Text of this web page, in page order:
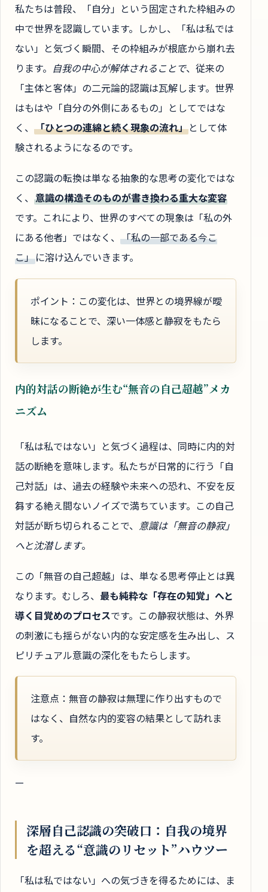
私たちは普段、「自分」という固定された枠組みの
中で世界を認識しています。しかし、「私は私では
ない」と気づく瞬間、その枠組みが根底から崩れ去
ります。 自我の中心が解体されることで、従来の
「主体と客体」の二元論的認識は瓦解します。世界
はもはや「自分の外側にあるもの」としてではな
く、 「ひとつの連綿と続く現象の流れ」として体
験されるようになるのです。
この認識の転換は単なる抽象的な思考の変化ではな
く、 意識の構造そのものが書き換わる重大な変容
です。これにより、世界のすべての現象は「私の外
にある他者」ではなく、 「私の一部である今こ
こ」に溶け込んでいきます。
ポイント：この変化は、世界との境界線が曖
昧になることで、深い一体感と静寂をもたら
します。
内的対話の断絶が生む“無音の自己超越”メカ
ニズム
「私は私ではない」と気づく過程は、同時に内的対
話の断絶を意味します。私たちが日常的に行う「自
己対話」は、過去の経験や未来への恐れ、不安を反
芻する絶え間ないノイズで満ちています。この自己
対話が断ち切られることで、 意識は「無音の静寂」
へと沈潜します。
この「無音の自己超越」は、単なる思考停止とは異
なります。むしろ、 最も純粋な「存在の知覚」へと
導く目覚めのプロセスです。この静寂状態は、外界
の刺激にも揺らがない内的な安定感を生み出し、ス
ピリチュアル意識の深化をもたらします。
注意点：無音の静寂は無理に作り出すもので
はなく、自然な内的変容の結果として訪れま
す。
—
深層自己認識の突破口：自我の境界
を超える“意識のリセット”ハウツー
「私は私ではない」への気づきを得るためには、ま